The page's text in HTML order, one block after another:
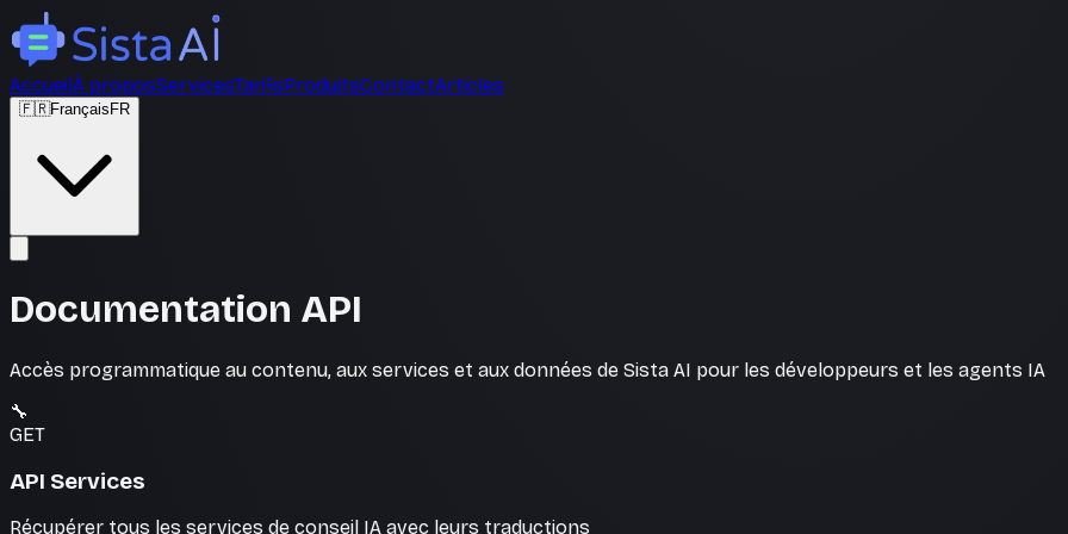
AccueilÀ proposServicesTarifsProduitsContactArticles
🇫🇷Français FR
Documentation API
Accès programmatique au contenu, aux services et aux données de Sista AI pour les développeurs et les agents IA
🔧
GET
API Services
Récupérer tous les services de conseil IA avec leurs traductions